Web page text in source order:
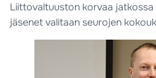
Liittovaltuuston korvaa
jäsenet valitaan seurojen